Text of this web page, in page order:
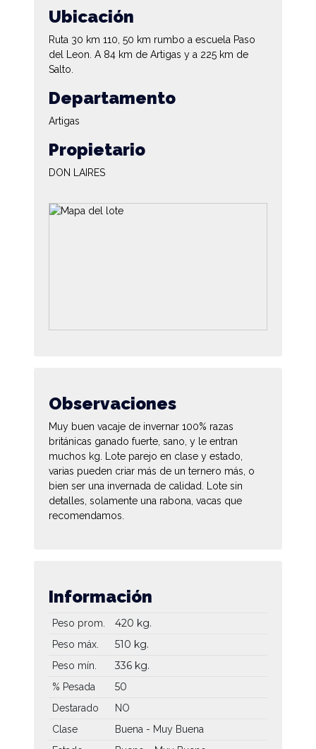
Ubicación
Ruta 30 km 110, 50 km rumbo a escuela Paso
del Leon. A 84 km de Artigas y a 225 km de
Salto.
Departamento
Artigas
Propietario
DON LAIRES
Observaciones
Muy buen vacaje de invernar 100% razas
británicas ganado fuerte, sano, y le entran
muchos kg. Lote parejo en clase y estado,
varias pueden criar más de un ternero más, o
bien ser una invernada de calidad. Lote sin
detalles, solamente una rabona, vacas que
recomendamos.
Información
Peso prom. 420 kg.
Peso máx. 510 kg.
Peso mín. 336 kg.
% Pesada 50
Destarado
NO
Clase
Buena - Muy Buena